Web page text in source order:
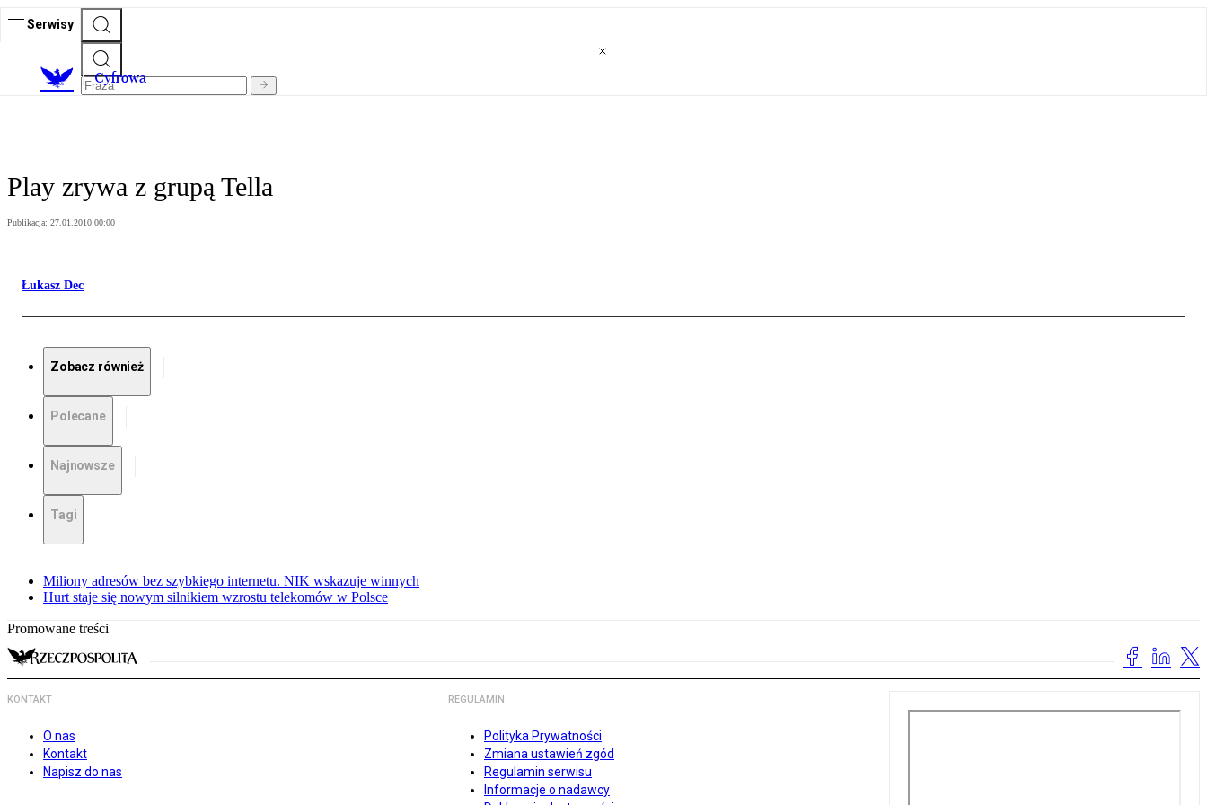
Serwisy
Cyfrowa
Play zrywa z grupą Tella
Publikacja: 27.01.2010 00:00
Łukasz Dec
Zobacz również
Polecane
Najnowsze
Tagi
Miliony adresów bez szybkiego internetu. NIK wskazuje winnych
Hurt staje się nowym silnikiem wzrostu telekomów w Polsce
Promowane treści
KONTAKT
O nas
Kontakt
Napisz do nas
REGULAMIN
Polityka Prywatności
Zmiana ustawień zgód
Regulamin serwisu
Informacje o nadawcy